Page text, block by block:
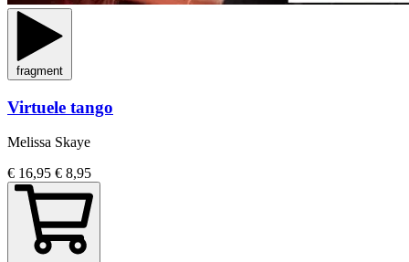
fragment
Virtuele tango
Melissa Skaye
€ 16,95 € 8,95